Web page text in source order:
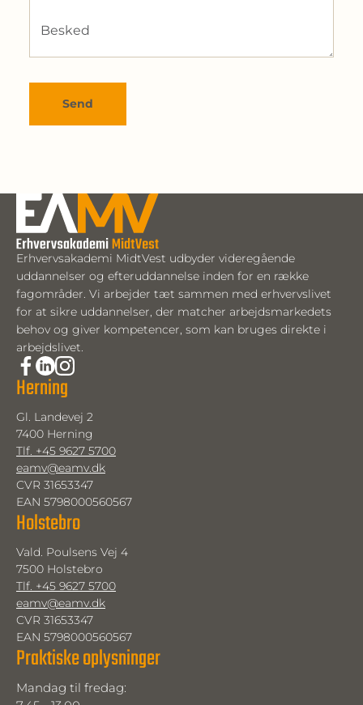
Besked
Send
Erhvervsakademi MidtVest udbyder videregående
uddannelser og efteruddannelse inden for en række
fagområder. Vi arbejder tæt sammen med erhvervslivet
for at sikre uddannelser, der matcher arbejdsmarkedets
behov og giver kompetencer, som kan bruges direkte i
arbejdslivet.
Herning
Gl. Landevej 2
7400 Herning
Tlf. +45 9627 5700
eamv@eamv.dk
CVR 31653347
EAN 5798000560567
Holstebro
Vald. Poulsens Vej 4
7500 Holstebro
Tlf. +45 9627 5700
eamv@eamv.dk
CVR 31653347
EAN 5798000560567
Praktiske oplysninger
Mandag til fredag: